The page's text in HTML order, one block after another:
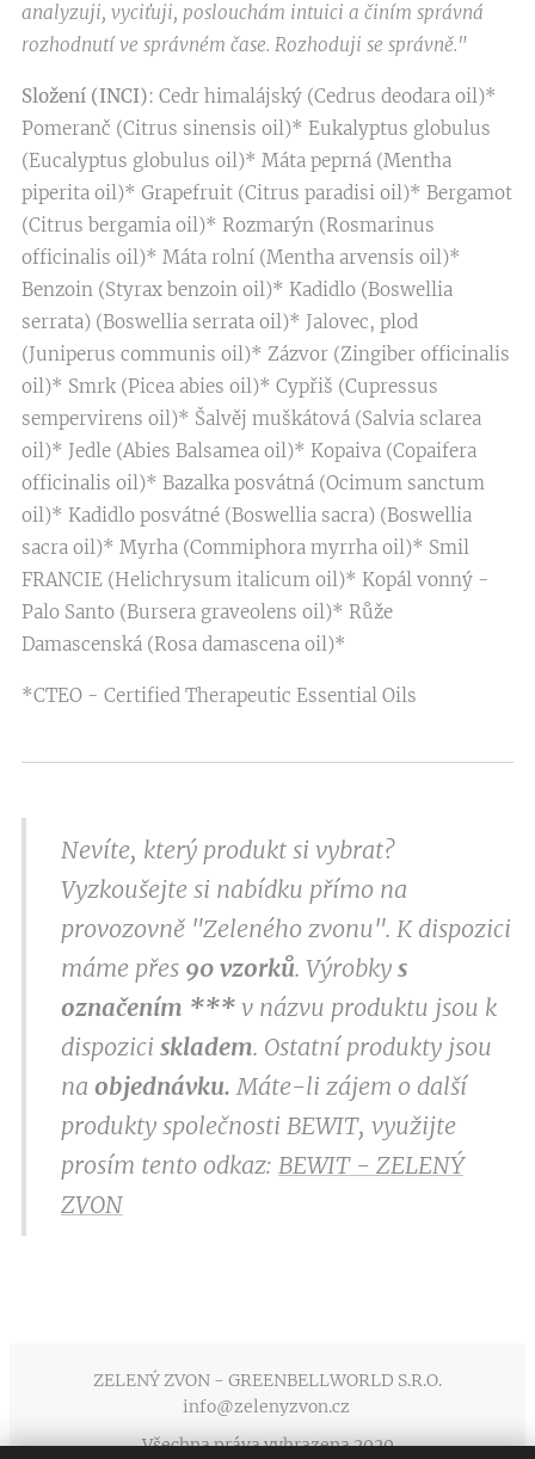
analyzuji, vyciťuji, poslouchám intuici a činím správná
rozhodnutí ve správném čase. Rozhoduji se správně."
Složení (INCI): Cedr himalájský (Cedrus deodara oil)*
Pomeranč (Citrus sinensis oil)* Eukalyptus globulus
(Eucalyptus globulus oil)* Máta peprná (Mentha
piperita oil)* Grapefruit (Citrus paradisi oil)* Bergamot
(Citrus bergamia oil)* Rozmarýn (Rosmarinus
officinalis oil)* Máta rolní (Mentha arvensis oil)*
Benzoin (Styrax benzoin oil)* Kadidlo (Boswellia
serrata) (Boswellia serrata oil)* Jalovec, plod
(Juniperus communis oil)* Zázvor (Zingiber officinalis
oil)* Smrk (Picea abies oil)* Cypřiš (Cupressus
sempervirens oil)* Šalvěj muškátová (Salvia sclarea
oil)* Jedle (Abies Balsamea oil)* Kopaiva (Copaifera
officinalis oil)* Bazalka posvátná (Ocimum sanctum
oil)* Kadidlo posvátné (Boswellia sacra) (Boswellia
sacra oil)* Myrha (Commiphora myrrha oil)* Smil
FRANCIE (Helichrysum italicum oil)* Kopál vonný -
Palo Santo (Bursera graveolens oil)* Růže
Damascenská (Rosa damascena oil)*
*CTEO - Certified Therapeutic Essential Oils
Nevíte, který produkt si vybrat?
Vyzkoušejte si nabídku přímo na
provozovně "Zeleného zvonu". K dispozici
máme přes 90 vzorků. Výrobky s
označením *** v názvu produktu jsou k
dispozici skladem. Ostatní produkty jsou
na objednávku. Máte-li zájem o další
produkty společnosti BEWIT, využijte
prosím tento odkaz: BEWIT - ZELENÝ
ZVON
ZELENÝ ZVON - GREENBELLWORLD S.R.O.
info@zelenyzvon.cz
Všechna práva vyhrazena 2020